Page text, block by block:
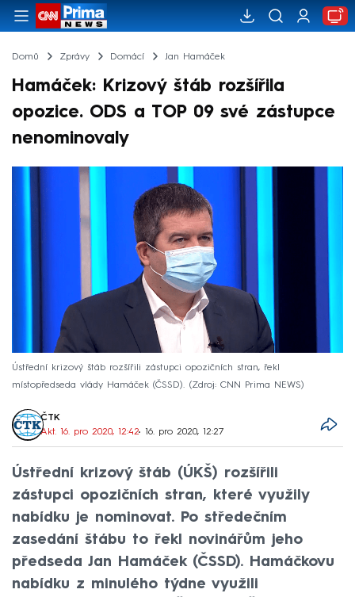
Domů Zprávy Domácí Jan Hamáček
Hamáček: Krizový štáb rozšířila
opozice. ODS a TOP 09 své zástupce
nenominovaly
Ústřední krizový štáb rozšířili zástupci opozičních stran, řekl
místopředseda vlády Hamáček (ČSSD).
Zdroj: CNN Prima NEWS
ČTK
Akt. 16. pro 2020, 12:42• 16. pro 2020, 12:27
Ústřední krizový štáb (ÚKŠ) rozšířili
zástupci opozičních stran, které využily
nabídku je nominovat. Po středečním
zasedání štábu to řekl novinářům jeho
předseda Jan Hamáček (ČSSD). Hamáčkovu
nabídku z minulého týdne využili